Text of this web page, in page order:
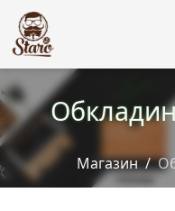
Магазин